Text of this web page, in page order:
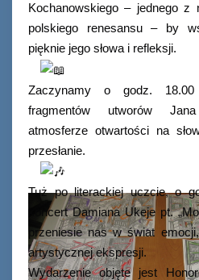
Kochanowskiego – jednego z
polskiego renesansu – by
pięknie jego słowa i refleksji.
Zaczynamy o godz. 18.00
fragmentów utworów
atmosferze otwartości na
przesłanie.
Tuż po literackiej uczcie, o
koncert Damiana Ukeje pt.
przeniesie nas w świat
artystycznej ekspresji.
Wydarzenie objęte jest